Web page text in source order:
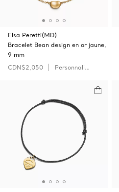
Elsa Peretti(MD)
Bracelet Bean design en or jaune,
9 mm
CDN$2,050
Personnaliser